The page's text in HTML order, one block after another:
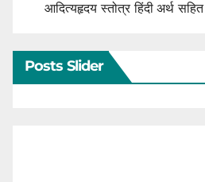
आदित्यहृदय स्तोत्र हिंदी अर्थ सहित
Posts Slider